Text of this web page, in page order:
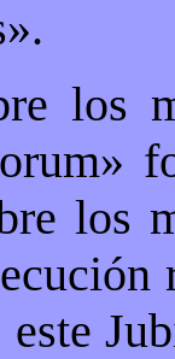
los
los